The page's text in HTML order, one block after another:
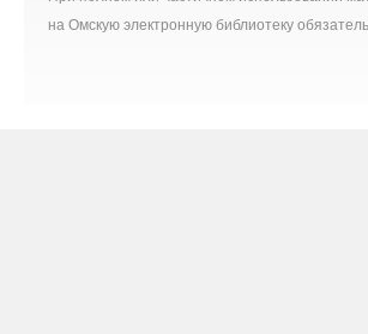
на Омскую электронную библиотеку